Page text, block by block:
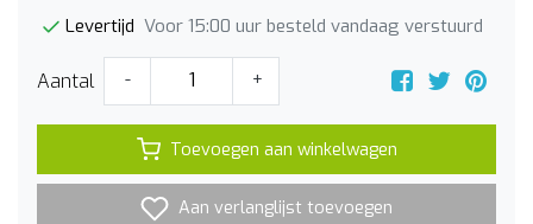
Levertijd Voor 15:00 uur besteld vandaag verstuurd
Aantal - +
Toevoegen aan winkelwagen
Aan verlanglijst toevoegen